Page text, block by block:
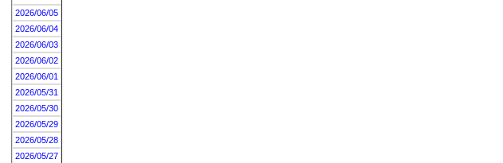
2026/06/05
2026/06/04
2026/06/03
2026/06/02
2026/06/01
2026/05/31
2026/05/30
2026/05/29
2026/05/28
2026/05/27